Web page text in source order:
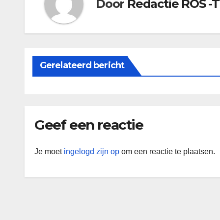
Door Redactie ROS -
Gerelateerd bericht
Geef een reactie
Je moet ingelogd zijn op om een reactie te plaatsen.